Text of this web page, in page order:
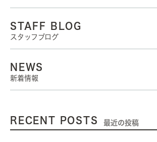
STAFF BLOG
スタッフブログ
NEWS
新着情報
RECENT POSTS 最近の投稿